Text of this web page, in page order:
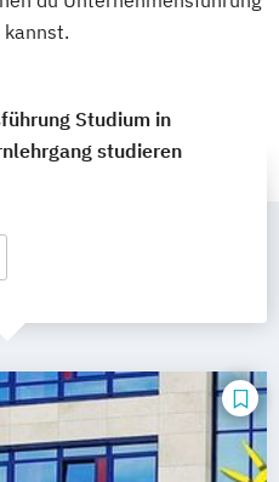
Studium in
studieren